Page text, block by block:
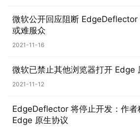
n
1
P
软
件
微软公开回应阻断 EdgeDeflector
或难服众
2021-11-16
微软已禁止其他浏览器打开 Edge
2021-11-12
EdgeDeflector 将停止开发：作者
Edge 原生协议